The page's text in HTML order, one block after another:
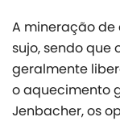
A mineração
sujo, sendo que
geralmente
o aquecimento
Jenbacher, os